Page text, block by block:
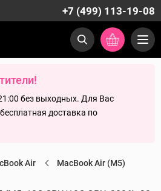
+7 (499) 113-19-08
без выходных. Для Вас
доставка по
Air
MacBook Air (M5)